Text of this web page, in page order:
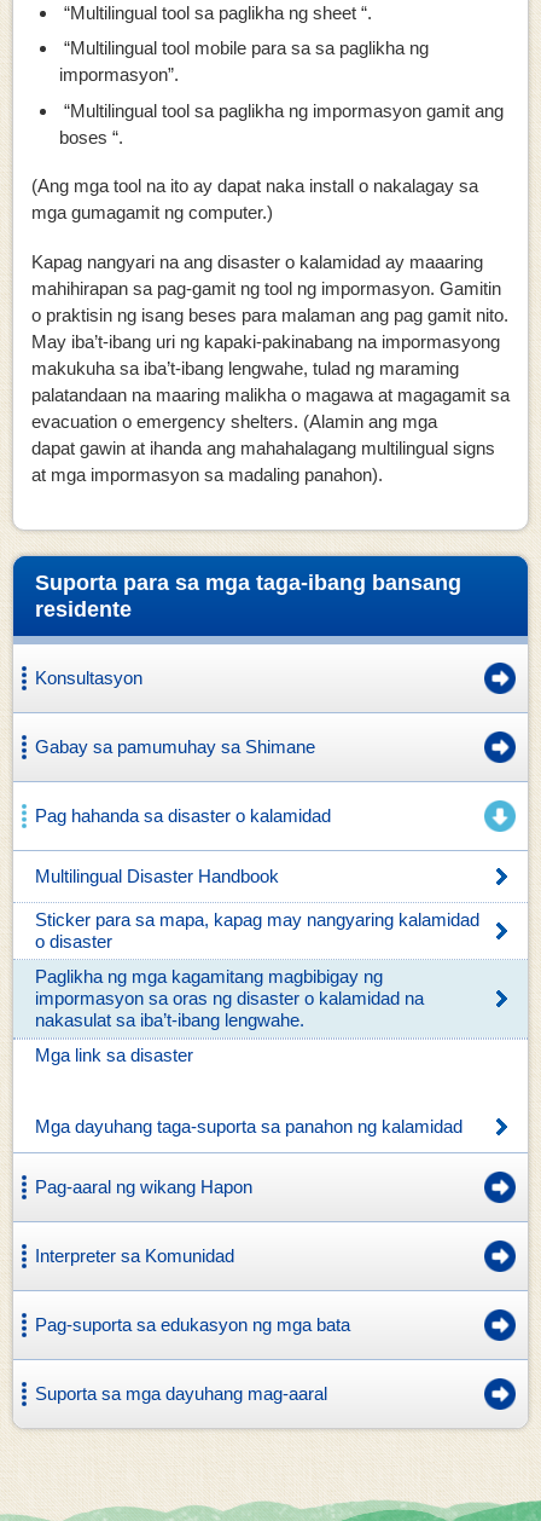
“Multilingual tool sa paglikha ng sheet “.
“Multilingual tool mobile para sa sa paglikha ng
impormasyon”.
“Multilingual tool sa paglikha ng impormasyon gamit ang
boses “.
(Ang mga tool na ito ay dapat naka install o nakalagay sa
mga gumagamit ng computer.)
Kapag nangyari na ang disaster o kalamidad ay maaaring
mahihirapan sa pag-gamit ng tool ng impormasyon. Gamitin
o praktisin ng isang beses para malaman ang pag gamit nito.
May iba’t-ibang uri ng kapaki-pakinabang na impormasyong
makukuha sa iba’t-ibang lengwahe, tulad ng maraming
palatandaan na maaring malikha o magawa at magagamit sa
evacuation o emergency shelters. (Alamin ang mga
dapat gawin at ihanda ang mahahalagang multilingual signs
at mga impormasyon sa madaling panahon).
Suporta para sa mga taga-ibang bansang
residente
Konsultasyon
Gabay sa pamumuhay sa Shimane
Pag hahanda sa disaster o kalamidad
Multilingual Disaster Handbook
Sticker para sa mapa, kapag may nangyaring kalamidad
o disaster
Paglikha ng mga kagamitang magbibigay ng
impormasyon sa oras ng disaster o kalamidad na
nakasulat sa iba’t-ibang lengwahe.
Mga link sa disaster
Mga dayuhang taga-suporta sa panahon ng kalamidad
Pag-aaral ng wikang Hapon
Interpreter sa Komunidad
Pag-suporta sa edukasyon ng mga bata
Suporta sa mga dayuhang mag-aaral